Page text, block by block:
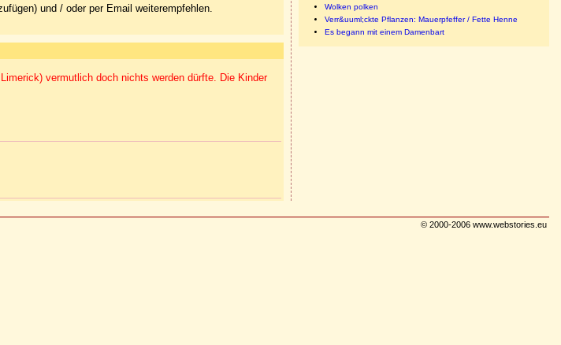
und / oder per Email weiterempfehlen.
vermutlich doch nichts werden dürfte. Die Kinder
Wolken polken
Verr&uuml;ckte Pflanzen: Mauerpfeffer / Fette Henne
Es begann mit einem Damenbart
© 2000-2006 www.webstories.eu